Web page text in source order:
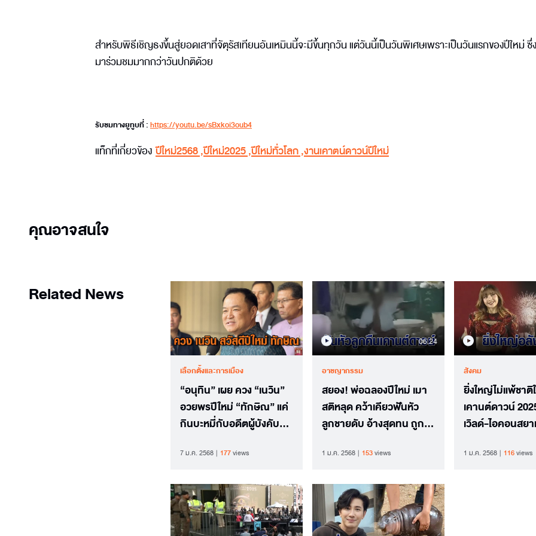
สำหรับพิธีเชิญธงขึ้นสู่ยอดเสาที่จัตุรัสเทียนอันเหมินนี้จะมีขึ้นทุกวัน แต่วันนี้เป็นวันพิเศษเพราะเป็นวันแรกของปีใหม่
มาร่วมชมมากกว่าวันปกติด้วย
รับชมทางยูทูบที่ : https://youtu.be/sBxkoi3oub4
แท็กที่เกี่ยวข้องปีใหม่2568,ปีใหม่2025,ปีใหม่ทั่วโลก,งานเคาตน์ดาวน์ปีใหม่
คุณอาจสนใจ
Related News
เลือกตั้งและการเมือง
“อนุทิน” เผย ควง “เนวิน”
อวยพรปีใหม่ “ทักษิณ” แค่
กินบะหมี่กับอดีตผู้บังคับ
7 ม.ค. 2568 177views
06.24
อาชญากรรม
สยอง! พ่อฉลองปีใหม่ เมา
สติหลุด คว้าเคียวฟันหัว
ลูกชายดับ อ้างสุดทน ถูก
1 ม.ค. 2568 153views
สังคม
ยิ่งใหญ่ไม่แพ้ชาติ
เคานต์ดาวน์
เวิลด์-ไอคอนสย
1 ม.ค. 2568 116views